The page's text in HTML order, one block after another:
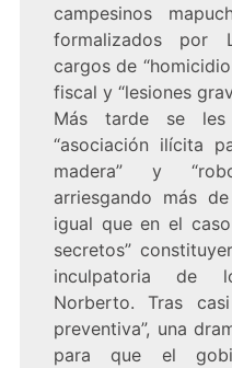
campesinos
formalizados por
cargos de
fiscal y “lesiones
Más tarde se les
“asociación ilícita
madera” y
arriesgando más
igual que en el
secretos”
inculpatoria de
Norberto. Tras
preventiva”, una
para que el